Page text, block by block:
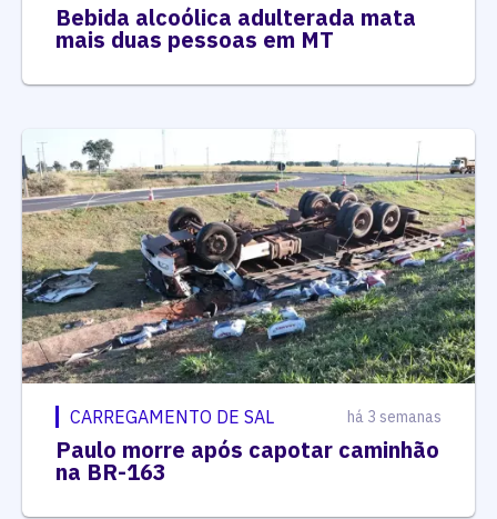
Bebida alcoólica adulterada mata
mais duas pessoas em MT
CARREGAMENTO DE SAL há 3 semanas
Paulo morre após capotar caminhão
na BR-163